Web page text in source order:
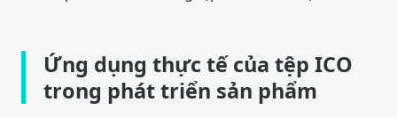
Ứng dụng thực tế của tệp ICO
trong phát triển sản phẩm